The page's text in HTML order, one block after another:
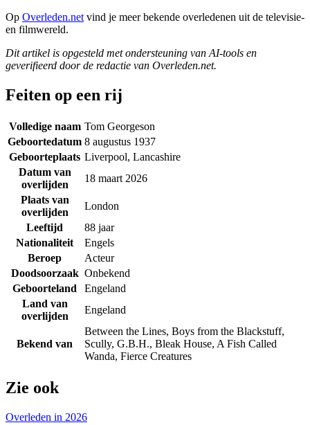
Op Overleden.net vind je meer bekende overledenen uit de televisie-
en filmwereld.
Dit artikel is opgesteld met ondersteuning van AI-tools en
geverifieerd door de redactie van Overleden.net.
Feiten op een rij
Volledige naam Tom Georgeson
Geboortedatum 8 augustus 1937
Geboorteplaats Liverpool, Lancashire
Datum van
overlijden
18 maart 2026
Plaats van
overlijden
London
Leeftijd
88 jaar
Nationaliteit
Engels
Beroep
Acteur
Doodsoorzaak Onbekend
Geboorteland
Engeland
Land van
overlijden
Engeland
Bekend van
Between the Lines, Boys from the Blackstuff,
Scully, G.B.H., Bleak House, A Fish Called
Wanda, Fierce Creatures
Zie ook
Overleden in 2026